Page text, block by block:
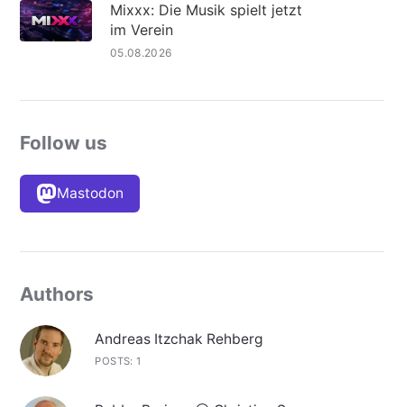
Mixxx: Die Musik spielt jetzt
im Verein
05.08.2026
Follow us
Mastodon
Authors
Andreas Itzchak Rehberg
POSTS: 1